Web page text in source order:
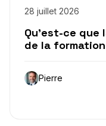
28 juillet 2026
Qu’est-ce que
de la
Pierre